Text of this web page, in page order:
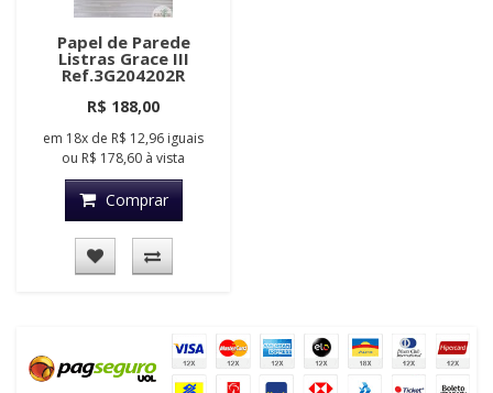
Papel de Parede
Listras Grace III
Ref.3G204202R
R$ 188,00
em 18x de R$ 12,96 iguais
ou R$ 178,60 à vista
Comprar